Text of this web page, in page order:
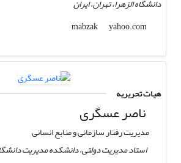
دانشگاه الزهرا، تهران، ایران
mabzak
yahoo.com
هیات تحریریه
ناصر عسگری
مدیریت رفتار سازمانی و منابع انسانی
استاد مدیریت دولتی، دانشکده مدیریت